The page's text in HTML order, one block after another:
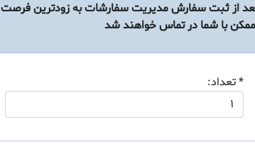
از ثبت سفارش مدیریت سفارشات به زودترین فرصت
ممکن با شما در تماس خواهند شد
* تعداد: